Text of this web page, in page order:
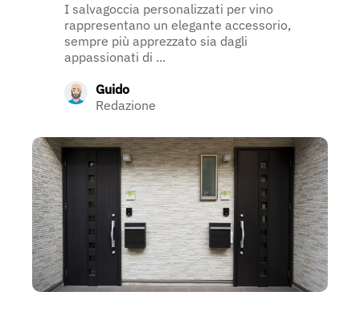
I salvagoccia personalizzati per vino
rappresentano un elegante accessorio,
sempre più apprezzato sia dagli
appassionati di ...
Guido
Redazione